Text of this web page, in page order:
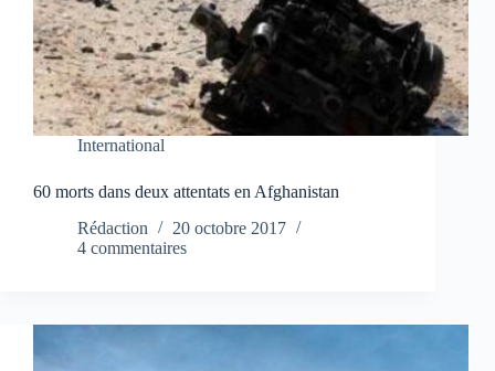
International
60 morts dans deux attentats en Afghanistan
Rédaction
20 octobre 2017
4 commentaires